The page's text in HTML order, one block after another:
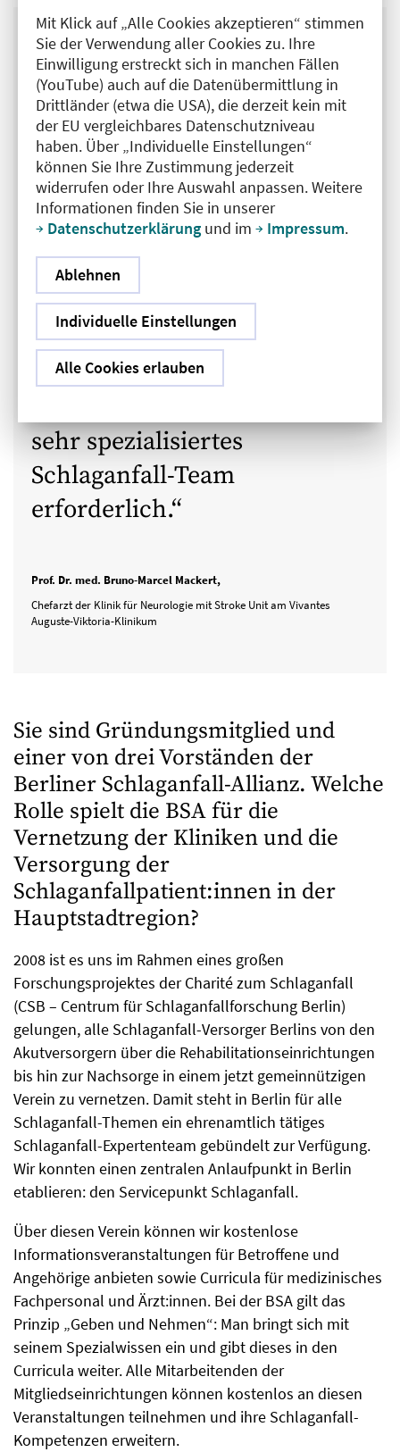
Mit Klick auf „Alle Cookies akzeptieren“ stimmen
Sie der Verwendung aller Cookies zu. Ihre
Einwilligung erstreckt sich in manchen Fällen
(YouTube) auch auf die Datenübermittlung in
Drittländer (etwa die USA), die derzeit kein mit
der EU vergleichbares Datenschutzniveau
haben. Über „Individuelle Einstellungen“
können Sie Ihre Zustimmung jederzeit
widerrufen oder Ihre Auswahl anpassen. Weitere
Informationen finden Sie in unserer
Datenschutzerklärung und im Impressum.
Ablehnen
Individuelle Einstellungen
Alle Cookies erlauben
Auch wenn jede Minute
bis zur Behandlung zählt,
ist das therapeutische
Zeitfenster größer
geworden. In manchen
Fällen ist jetzt sogar noch
nach 24 Stunden eine
Thrombektomie sinnvoll.
Um dies zu entscheiden,
ist allerdings eine High-
sehr spezialisiertes
Schlaganfall-Team
erforderlich.
Prof. Dr. med. Bruno-Marcel Mackert,
Chefarzt der Klinik für Neurologie mit Stroke Unit am Vivantes
Auguste-Viktoria-Klinikum
Sie sind Gründungsmitglied und
einer von drei Vorständen der
Berliner Schlaganfall-Allianz. Welche
Rolle spielt die BSA für die
Vernetzung der Kliniken und die
Versorgung der
Schlaganfallpatient:innen in der
Hauptstadtregion?
2008 ist es uns im Rahmen eines großen
Forschungsprojektes der Charité zum Schlaganfall
(CSB – Centrum für Schlaganfallforschung Berlin)
gelungen, alle Schlaganfall-Versorger Berlins von den
Akutversorgern über die Rehabilitationseinrichtungen
bis hin zur Nachsorge in einem jetzt gemeinnützigen
Verein zu vernetzen. Damit steht in Berlin für alle
Schlaganfall-Themen ein ehrenamtlich tätiges
Schlaganfall-Expertenteam gebündelt zur Verfügung.
Wir konnten einen zentralen Anlaufpunkt in Berlin
etablieren: den Servicepunkt Schlaganfall.
Über diesen Verein können wir kostenlose
Informationsveranstaltungen für Betroffene und
Angehörige anbieten sowie Curricula für medizinisches
Fachpersonal und Ärzt:innen. Bei der BSA gilt das
Prinzip „Geben und Nehmen“: Man bringt sich mit
seinem Spezialwissen ein und gibt dieses in den
Curricula weiter. Alle Mitarbeitenden der
Mitgliedseinrichtungen können kostenlos an diesen
Veranstaltungen teilnehmen und ihre Schlaganfall-
Kompetenzen erweitern.